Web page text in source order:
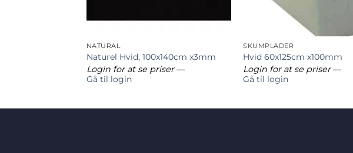
NATURAL
Naturel Hvid, 100x140cm x3mm
Login for at se priser—
Gå til login
SKUMPLADER
Hvid 60x125cm x100mm
Login for at se priser—
Gå til login